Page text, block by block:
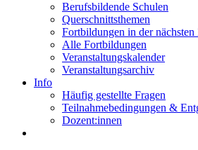
Berufsbildende Schulen
Querschnittsthemen
Fortbildungen in der nächsten
Alle Fortbildungen
Veranstaltungskalender
Veranstaltungsarchiv
Info
Häufig gestellte Fragen
Teilnahmebedingungen &
Dozent:innen